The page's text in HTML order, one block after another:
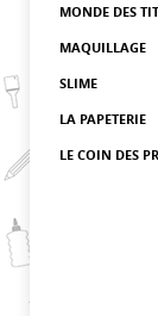
MONDE DES
MAQUILLAGE
SLIME
LA PAPETERIE
LE COIN DES